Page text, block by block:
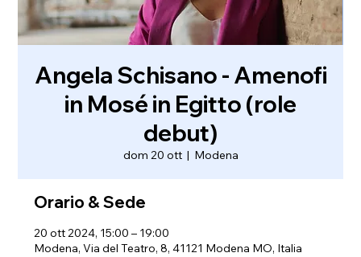
Angela Schisano - Amenofi
in Mosé in Egitto (role
debut)
dom 20 ott
  |
Modena
Orario & Sede
20 ott 2024, 15:00 – 19:00
Modena, Via del Teatro, 8, 41121 Modena MO, Italia